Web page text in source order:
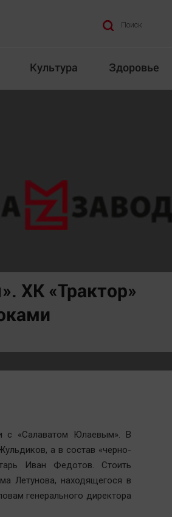
Поиск
Культура Здоровье
Отдых
Светская жизнь
Тенденции
ХК «Трактор»
с «Салаватом Юлаевым». В
а в состав «черно-
Иван Федотов. Стоить
Летунова, находящегося в
генерального директора